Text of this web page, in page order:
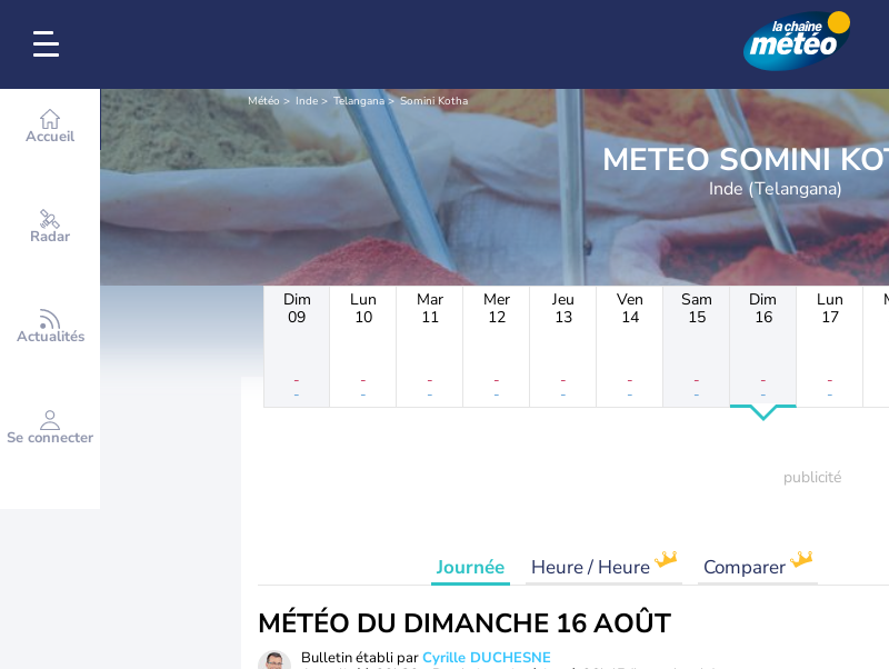
Accueil
Radar
Actualités
Se connecter
Météo Inde Telangana Somini Kotha
METEO SOMINI
Inde (Telangana)
Dim
09
-
-
Lun
10
-
-
Mar
11
-
-
Mer
12
-
-
Jeu
13
-
-
Ven
14
-
-
Sam
15
-
-
Dim
16
-
-
Lun
17
-
-
Journée Heure / Heure Comparer
MÉTÉO DU DIMANCHE 16 AOÛT
Bulletin établi parCyrille DUCHESNE